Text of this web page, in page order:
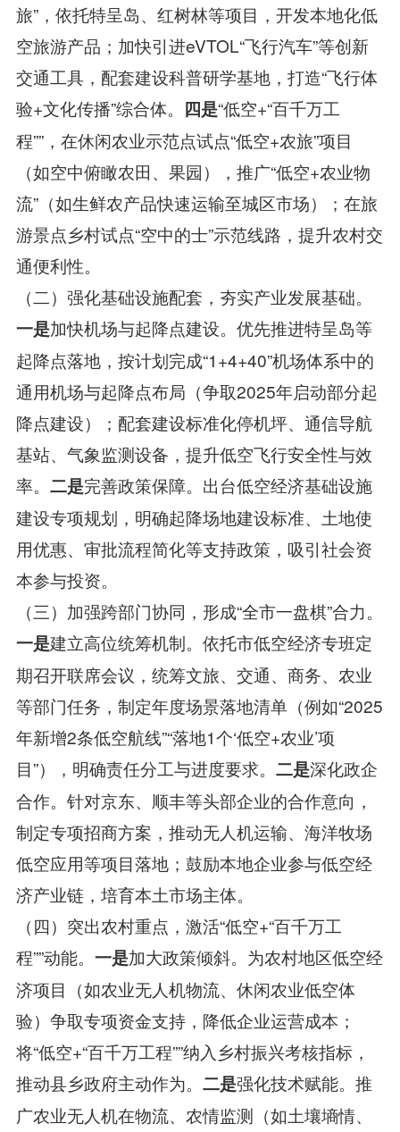
旅”，依托特呈岛、红树林等项目，开发本地化低
空旅游产品；加快引进eVTOL“飞行汽车”等创新
交通工具，配套建设科普研学基地，打造“飞行体
验+文化传播”综合体。 四是“低空+“百千万工
程””，在休闲农业示范点试点“低空+农旅”项目
（如空中俯瞰农田、果园），推广“低空+农业物
流”（如生鲜农产品快速运输至城区市场）；在旅
游景点乡村试点“空中的士”示范线路，提升农村交
通便利性。
（二）强化基础设施配套，夯实产业发展基础。
一是加快机场与起降点建设。优先推进特呈岛等
起降点落地，按计划完成“1+4+40”机场体系中的
通用机场与起降点布局（争取2025年启动部分起
降点建设）；配套建设标准化停机坪、通信导航
基站、气象监测设备，提升低空飞行安全性与效
率。 二是完善政策保障。出台低空经济基础设施
建设专项规划，明确起降场地建设标准、土地使
用优惠、审批流程简化等支持政策，吸引社会资
本参与投资。
（三）加强跨部门协同，形成“全市一盘棋”合力。
一是建立高位统筹机制。依托市低空经济专班定
期召开联席会议，统筹文旅、交通、商务、农业
等部门任务，制定年度场景落地清单（例如“2025
年新增2条低空航线”“落地1个‘低空+农业’项
目”），明确责任分工与进度要求。 二是深化政企
合作。针对京东、顺丰等头部企业的合作意向，
制定专项招商方案，推动无人机运输、海洋牧场
低空应用等项目落地；鼓励本地企业参与低空经
济产业链，培育本土市场主体。
（四）突出农村重点，激活“低空+“百千万工
程””动能。 一是加大政策倾斜。为农村地区低空经
济项目（如农业无人机物流、休闲农业低空体
验）争取专项资金支持，降低企业运营成本；
将“低空+“百千万工程””纳入乡村振兴考核指标，
推动县乡政府主动作为。 二是强化技术赋能。推
广农业无人机在物流、农情监测（如土壤墒情、